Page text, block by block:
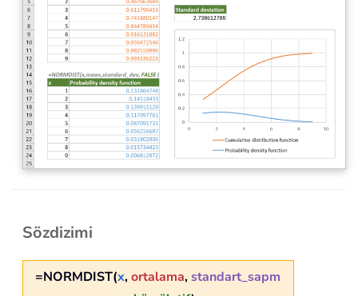
Sözdizimi
=NORMDIST(x,ortalama, standart_sapm